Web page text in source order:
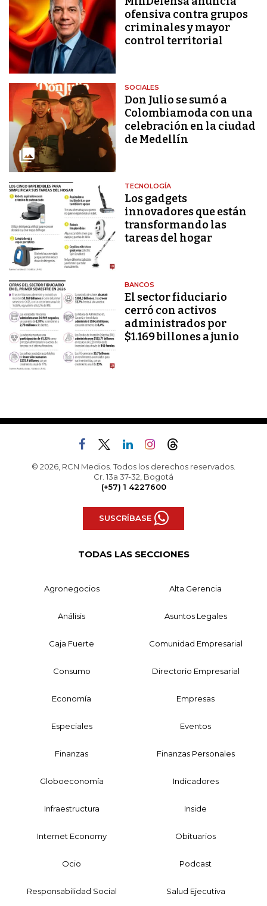
ofensiva contra grupos
criminales y mayor
control territorial
SOCIALES
Don Julio se sumó a
Colombiamoda con una
celebración en la ciudad
de Medellín
TECNOLOGÍA
Los gadgets
innovadores que están
transformando las
tareas del hogar
BANCOS
El sector fiduciario
cerró con activos
administrados por
$1.169 billones a junio
© 2026, RCN Medios. Todos los derechos reservados.
Cr. 13a 37-32, Bogotá
(+57) 1 4227600
SUSCRÍBASE
TODAS LAS SECCIONES
Agronegocios Alta Gerencia
Análisis Asuntos Legales
Caja Fuerte Comunidad Empresarial
Consumo Directorio Empresarial
Economía Empresas
Especiales Eventos
Finanzas Finanzas Personales
Globoeconomía Indicadores
Infraestructura Inside
Internet Economy Obituarios
Ocio Podcast
Responsabilidad Social Salud Ejecutiva